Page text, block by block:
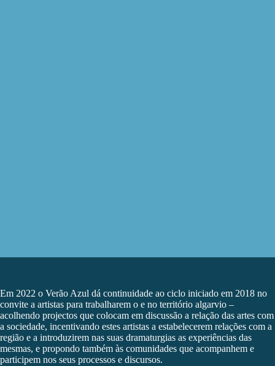
Em 2022 o Verão Azul dá continuidade ao ciclo iniciado em 2018 no
convite a artistas para trabalharem o e no território algarvio –
acolhendo projectos que colocam em discussão a relação das artes com
a sociedade, incentivando estes artistas a estabelecerem relações com a
região e a introduzirem nas suas dramaturgias as experiências das
mesmas, e propondo também às comunidades que acompanhem e
participem nos seus processos e discursos.